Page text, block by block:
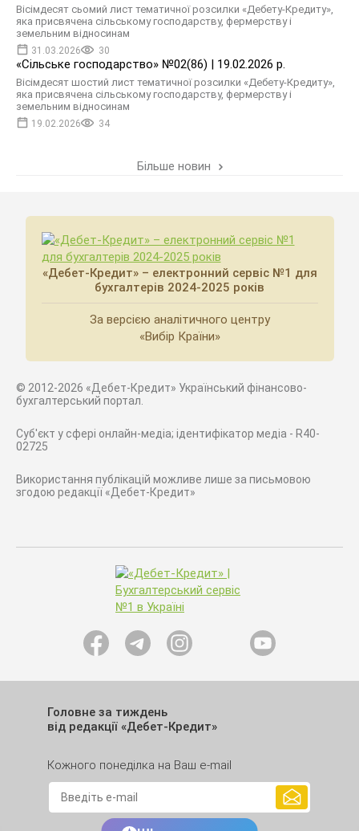
Вісімдесят сьомий лист тематичної розсилки «Дебету-Кредиту»,
яка присвячена сільському господарству, фермерству і
земельним відносинам
31.03.2026 30
«Сільське господарство» №02(86) | 19.02.2026 р.
Вісімдесят шостий лист тематичної розсилки «Дебету-Кредиту»,
яка присвячена сільському господарству, фермерству і
земельним відносинам
19.02.2026 34
Більше новин
«Дебет-Кредит» – електронний сервіс №1 для
бухгалтерів 2024-2025 років
За версією аналітичного центру
«Вибір Країни»
© 2012-2026 «Дебет-Кредит» Український фінансово-
бухгалтерський портал.
Суб'єкт у сфері онлайн-медіа; ідентифікатор медіа - R40-
02725
Використання публікацій можливе лише за письмовою
згодою редакції «Дебет-Кредит»
Головне за тиждень
від редакції «Дебет-Кредит»
Кожного понеділка на Ваш e-mail